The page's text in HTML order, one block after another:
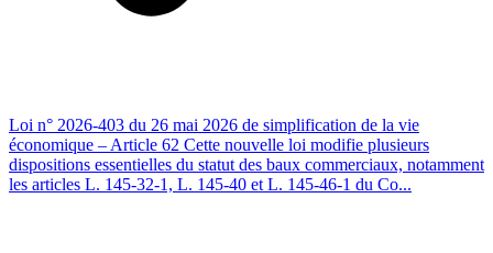
Loi n° 2026-403 du 26 mai 2026 de simplification de la vie
économique – Article 62 Cette nouvelle loi modifie plusieurs
dispositions essentielles du statut des baux commerciaux, notamment
les articles L. 145-32-1, L. 145-40 et L. 145-46-1 du Co...